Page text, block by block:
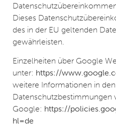
Datenschutzübereinkommen
Dieses
des in der EU geltenden
gewährleisten.
Einzelheiten über Google
unter: https://
weitere Informationen in den
Datenschutzbestimmungen
Google: https://
hl=de